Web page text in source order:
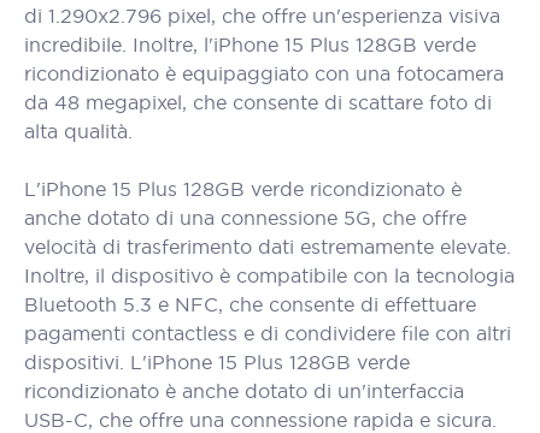
di 1.290x2.796 pixel, che offre un'esperienza visiva
incredibile. Inoltre, l'iPhone 15 Plus 128GB verde
ricondizionato è equipaggiato con una fotocamera
da 48 megapixel, che consente di scattare foto di
alta qualità.
L'iPhone 15 Plus 128GB verde ricondizionato è
anche dotato di una connessione 5G, che offre
velocità di trasferimento dati estremamente elevate.
Inoltre, il dispositivo è compatibile con la tecnologia
Bluetooth 5.3 e NFC, che consente di effettuare
pagamenti contactless e di condividere file con altri
dispositivi. L'iPhone 15 Plus 128GB verde
ricondizionato è anche dotato di un'interfaccia
USB-C, che offre una connessione rapida e sicura.